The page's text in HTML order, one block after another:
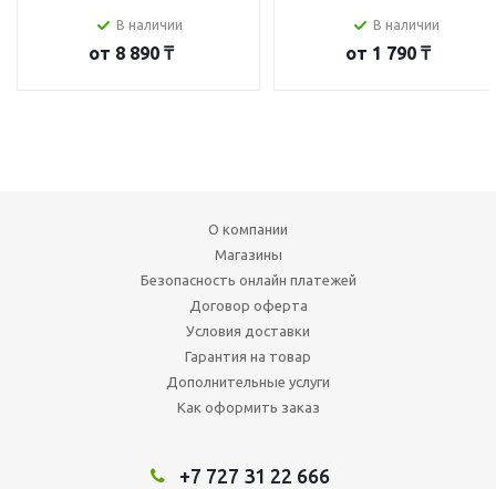
В наличии
от 8 890 ₸
В наличии
от 1 790 ₸
О компании
Магазины
Безопасность онлайн платежей
Договор оферта
Условия доставки
Гарантия на товар
Дополнительные услуги
Как оформить заказ
+7 727 31 22 666